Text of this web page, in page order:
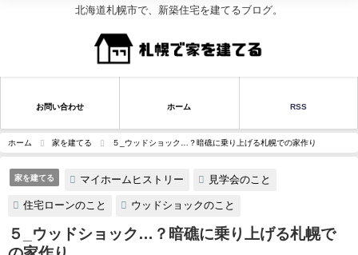
北海道札幌市で、新築住宅を建てるブログ。
お問い合わせ ホーム RSS
ホーム 家を建てる ５_ウッドショック…？暗礁に乗り上げる札幌での家作り
家を建てる マイホームヒストリー 見学会のこと
住宅ローンのこと ウッドショックのこと
５_ウッドショック…？暗礁に乗り上げる札幌で